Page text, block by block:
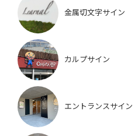
金属切文字サイン
カルプサイン
エントランスサイン